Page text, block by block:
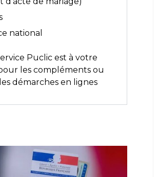
national
Puclic est à votre
les compléments ou
démarches en lignes